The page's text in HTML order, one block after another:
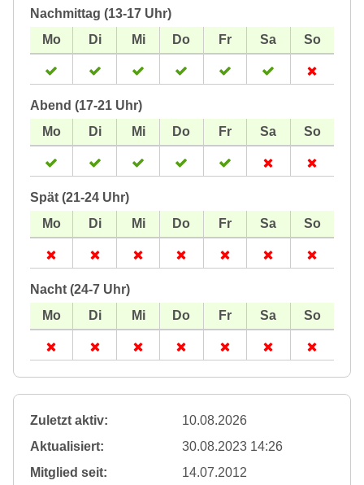
Nachmittag (13-17 Uhr)
Abend (17-21 Uhr)
Spät (21-24 Uhr)
Nacht (24-7 Uhr)
Zuletzt aktiv:
10.08.2026
Aktualisiert:
30.08.2023 14:26
Mitglied seit:
14.07.2012